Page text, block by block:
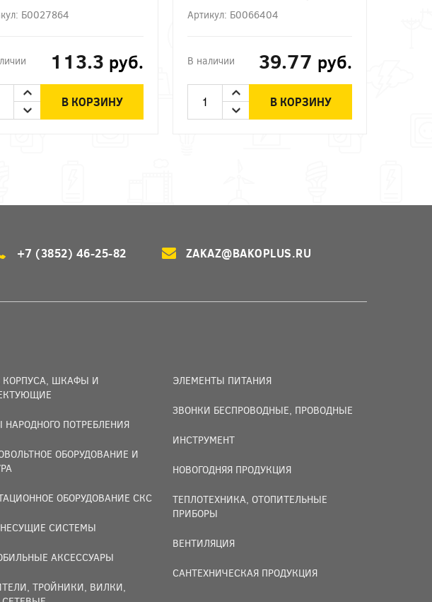
БЕЛЫЙ СВЕТ
Б0027864
113.3 руб.
В КОРЗИНУ
КОРОБКА Е14 ЭРА
Артикул: Б0066404
В наличии 39.77 руб.
В КОРЗИНУ
+7 (3852) 46-25-82 ZAKAZ@BAKOPLUS.RU
КОРПУСА, ШКАФЫ И
НАРОДНОГО ПОТРЕБЛЕНИЯ
ОБОРУДОВАНИЕ И
ОБОРУДОВАНИЕ СКС
СИСТЕМЫ
АКСЕССУАРЫ
ТРОЙНИКИ, ВИЛКИ,
ЭЛЕМЕНТЫ ПИТАНИЯ
ЗВОНКИ БЕСПРОВОДНЫЕ, ПРОВОДНЫЕ
ИНСТРУМЕНТ
НОВОГОДНЯЯ ПРОДУКЦИЯ
ТЕПЛОТЕХНИКА, ОТОПИТЕЛЬНЫЕ
ПРИБОРЫ
ВЕНТИЛЯЦИЯ
САНТЕХНИЧЕСКАЯ ПРОДУКЦИЯ